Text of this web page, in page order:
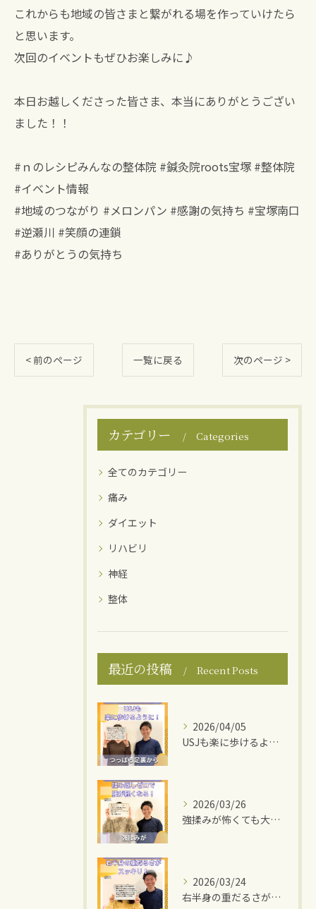
これからも地域の皆さまと繋がれる場を作っていけたら
と思います。
次回のイベントもぜひお楽しみに♪
本日お越しくださった皆さま、本当にありがとうござい
ました！！
#ｎのレシピみんなの整体院 #鍼灸院roots宝塚 #整体院
#イベント情報
#地域のつながり #メロンパン #感謝の気持ち #宝塚南口
#逆瀬川 #笑顔の連鎖
#ありがとうの気持ち
< 前のページ 一覧に戻る 次のページ >
カテゴリー Categories
全てのカテゴリー
痛み
ダイエット
リハビリ
神経
整体
最近の投稿 Recent Posts
2026/04/05
USJも楽に歩けるように！
2026/03/26
強揉みが怖くても大丈夫！
2026/03/24
右半身の重だるさがスッキリ！